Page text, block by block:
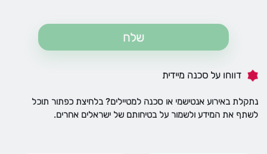
דווחו על סכנה מיידית
נתקלת באירוע אנטישמי או סכנה למטיילים? בלחיצת כפתור תוכל
לשתף את המידע ולשמור על בטיחותם של ישראלים אחרים.